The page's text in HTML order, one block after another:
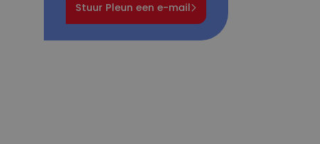
Stuur Pleun een e-mail